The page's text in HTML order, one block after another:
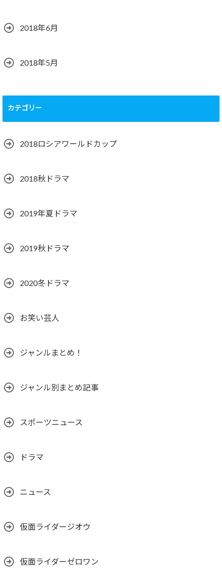
2018年6月
2018年5月
カテゴリー
2018ロシアワールドカップ
2018秋ドラマ
2019年夏ドラマ
2019秋ドラマ
2020冬ドラマ
お笑い芸人
ジャンルまとめ！
ジャンル別まとめ記事
スポーツニュース
ドラマ
ニュース
仮面ライダージオウ
仮面ライダーゼロワン